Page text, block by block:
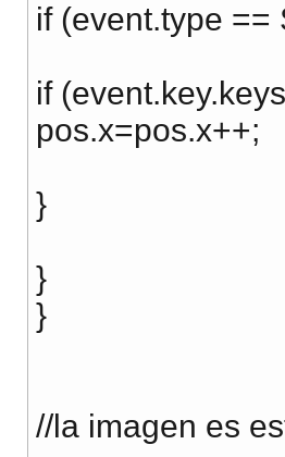
if (event.type ==
if
pos.x=pos.x++;
}
}
}
//la imagen es